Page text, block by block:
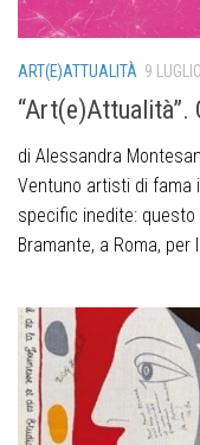
ART(E)ATTUALITÀ 9
“Art(e)Attualità”.
di Alessandra
Ventuno artisti di fama
specific inedite:
Bramante, a Roma, per